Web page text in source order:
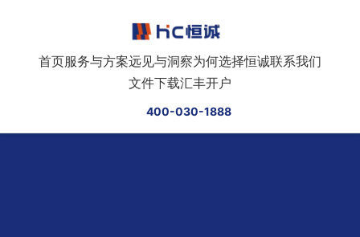
首页服务与方案远见与洞察为何选择恒诚联系我们
文件下载汇丰开户
400-030-1888